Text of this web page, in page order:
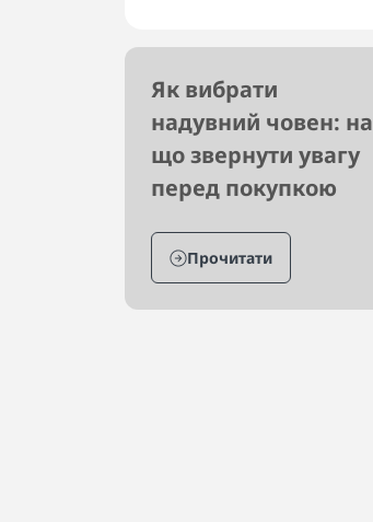
Як вибрати
надувний човен: на
що звернути увагу
перед покупкою
Прочитати